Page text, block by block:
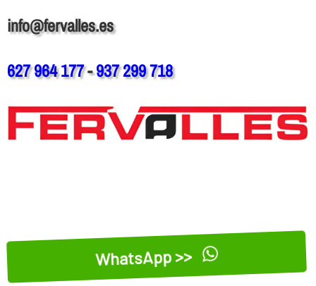
info@fervalles.es
627 964 177-937 299 718
WhatsApp >>